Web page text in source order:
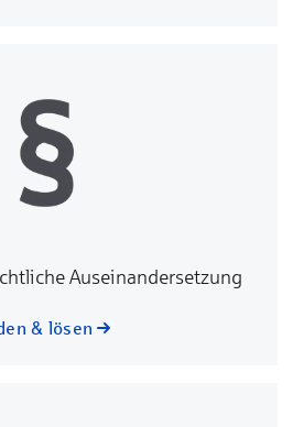
Aus­ein­an­der­set­zung
& lösen